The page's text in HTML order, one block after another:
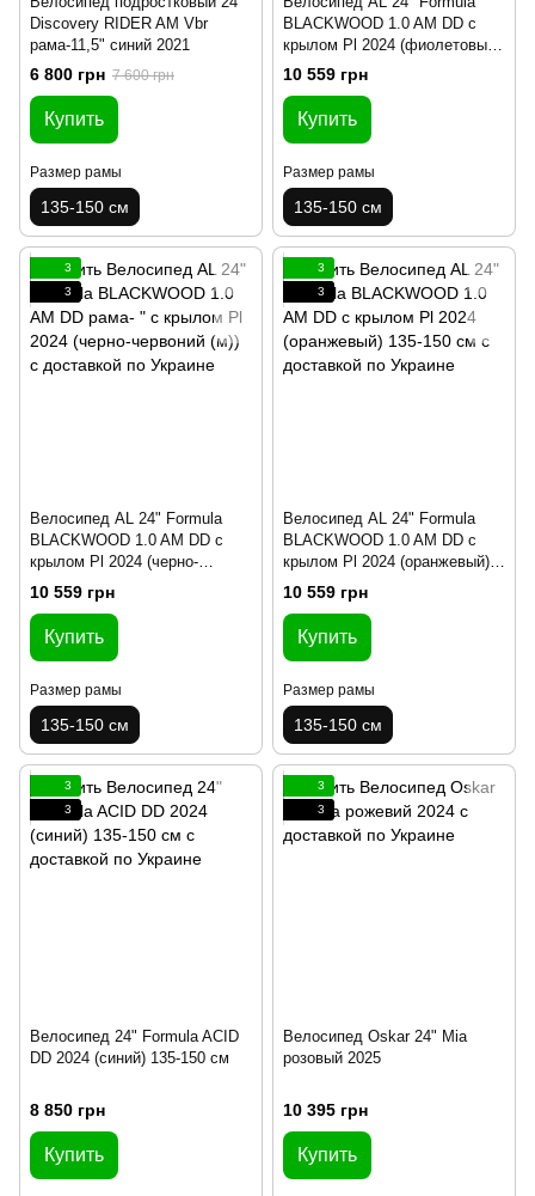
Discovery RIDER AM Vbr
рама-11,5" синий 2021
6 800 грн 7 600 грн
Купить
Размер рамы
135-150 см
BLACKWOOD 1.0 AM DD с
крылом Pl 2024 (фиолетовый)
135-150 см
10 559 грн
Купить
Размер рамы
135-150 см
3
3
Велосипед AL 24" Formula
BLACKWOOD 1.0 AM DD с
крылом Pl 2024 (черно-
красный(м)) 135-150 см
10 559 грн
Купить
Размер рамы
135-150 см
3
3
Велосипед AL 24" Formula
BLACKWOOD 1.0 AM DD с
крылом Pl 2024 (оранжевый)
135-150 см
10 559 грн
Купить
Размер рамы
135-150 см
3
3
Велосипед 24" Formula ACID
DD 2024 (синий) 135-150 см
8 850 грн
Купить
3
3
Велосипед Oskar 24" Mia
розовый 2025
10 395 грн
Купить